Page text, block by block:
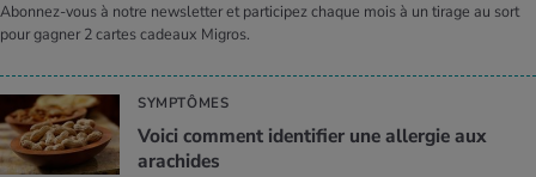
Abonnez-vous à notre newsletter et participez chaque mois à un tirage au sort
pour gagner 2 cartes cadeaux Migros.
SYMPTÔMES
Voici comment identifier une allergie aux
arachides